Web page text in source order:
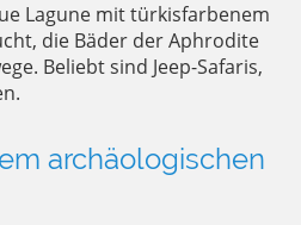
Lagune mit türkisfarbenem
die Bäder der Aphrodite
Beliebt sind Jeep-Safaris,
archäologischen